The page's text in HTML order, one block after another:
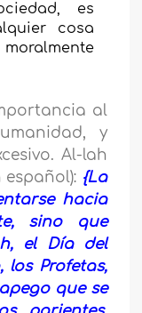
es
cosa
al
y
Al-lah
español): {La
hacia
sino que
el Día del
los Profetas,
que se